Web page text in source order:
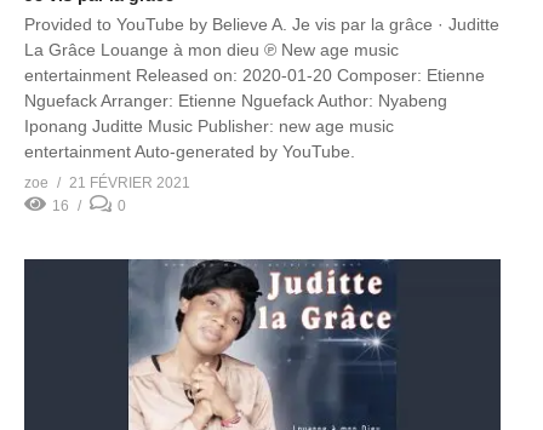
Provided to YouTube by Believe A. Je vis par la grâce · Juditte
La Grâce Louange à mon dieu ℗ New age music
entertainment Released on: 2020-01-20 Composer: Etienne
Nguefack Arranger: Etienne Nguefack Author: Nyabeng
Iponang Juditte Music Publisher: new age music
entertainment Auto-generated by YouTube.
zoe
21 FÉVRIER 2021
16
0